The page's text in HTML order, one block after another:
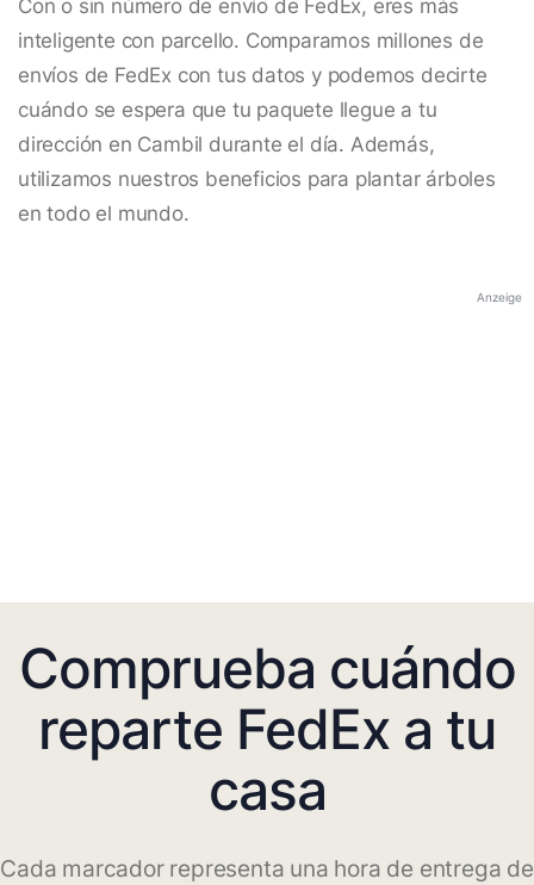
Con o sin número de envío de FedEx, eres más
inteligente con parcello. Comparamos millones de
envíos de FedEx con tus datos y podemos decirte
cuándo se espera que tu paquete llegue a tu
dirección en Cambil durante el día. Además,
utilizamos nuestros beneficios para plantar árboles
en todo el mundo.
Anzeige
Comprueba cuándo
reparte FedEx a tu
casa
Cada marcador representa una hora de entrega de